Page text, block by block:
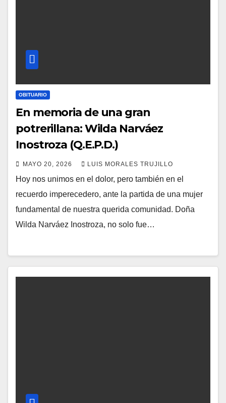
OBITUARIO
En memoria de una gran
potrerillana: Wilda Narváez
Inostroza (Q.E.P.D.)
MAYO 20, 2026 LUIS MORALES TRUJILLO
Hoy nos unimos en el dolor, pero también en el
recuerdo imperecedero, ante la partida de una mujer
fundamental de nuestra querida comunidad. Doña
Wilda Narváez Inostroza, no solo fue…